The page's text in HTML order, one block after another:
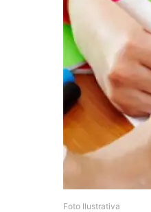
Foto Ilustrativa